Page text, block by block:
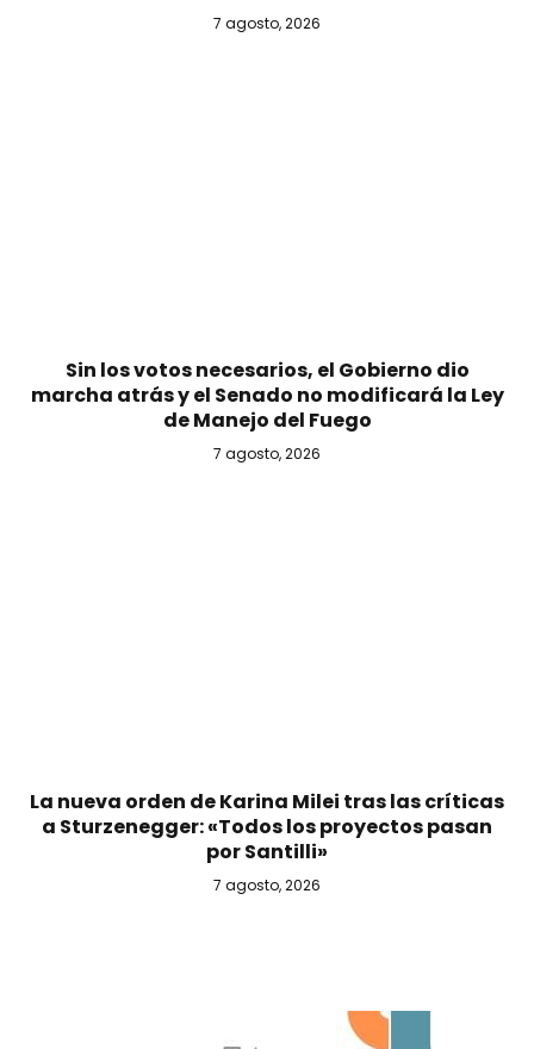
7 agosto, 2026
Sin los votos necesarios, el Gobierno dio
marcha atrás y el Senado no modificará la Ley
de Manejo del Fuego
7 agosto, 2026
La nueva orden de Karina Milei tras las críticas
a Sturzenegger: «Todos los proyectos pasan
por Santilli»
7 agosto, 2026